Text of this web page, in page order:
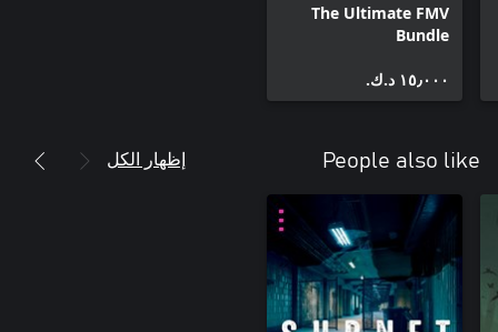
The Ultimate FMV
Bundle
١٥٫٠٠٠ د.ك.‏
People also like إظهار الكل